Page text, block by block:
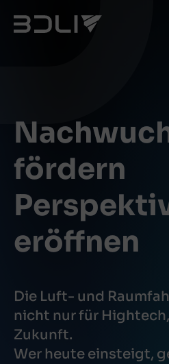
fördern
eröffnen
Die Luft- und
nicht nur für
Zukunft.
Wer heute einsteigt,